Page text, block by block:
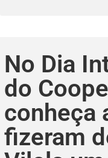
No Dia
do
conheça
fizeram